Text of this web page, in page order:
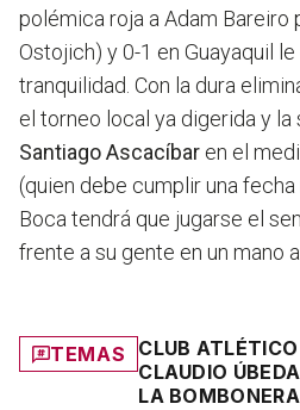
polémica roja a Adam Bareiro
Ostojich) y 0-1 en Guayaquil
tranquilidad. Con la dura
el torneo local ya digerida y la
Santiago Ascacíbar en el
(quien debe cumplir una
Boca tendrá que jugarse el
frente a su gente en un mano
TEMAS
CLUB
CLAUDIO ÚBEDA
LA BOMBONERA